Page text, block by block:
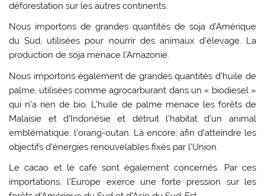
déforestation sur les autres continents.
Nous importons de grandes quantités de soja d’Amérique
du Sud, utilisées pour nourrir des animaux d’élevage. La
production de soja menace l’Amazonie.
Nous importons également de grandes quantités d’huile de
palme, utilisées comme agrocarburant dans un « biodiesel »
qui n’a rien de bio. L’huile de palme menace les forêts de
Malaisie et d’Indonésie et détruit l’habitat d’un animal
emblématique, l’orang-outan. Là encore, afin d’atteindre les
objectifs d’énergies renouvelables fixés par l’Union.
Le cacao et le café sont également concernés. Par ces
importations, l’Europe exerce une forte pression sur les